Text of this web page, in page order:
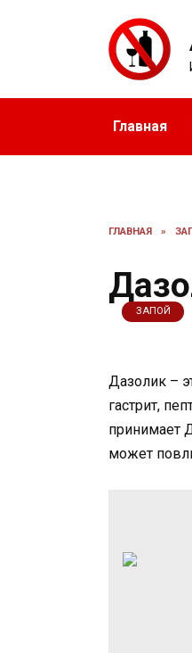
Главная
ГЛАВНАЯ »
ЗАПОЙ
Дазолик –
гастрит,
принимает
может